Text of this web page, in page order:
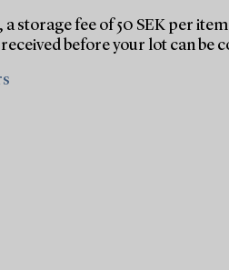
a storage fee of 50 SEK per
before your lot can be